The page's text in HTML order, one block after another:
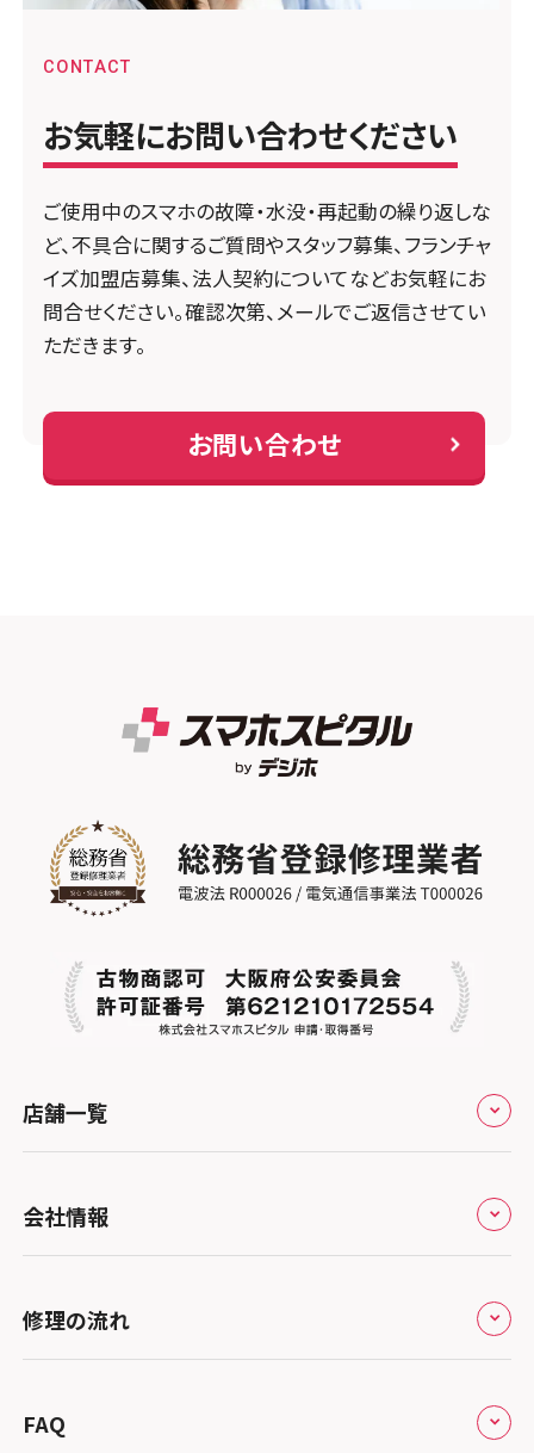
CONTACT
お気軽にお問い合わせください
ご使用中のスマホの故障・水没・再起動の繰り返しな
ど、不具合に関するご質問やスタッフ募集、フランチャ
イズ加盟店募集、法人契約についてなどお気軽にお
問合せください。確認次第、メールでご返信させてい
ただきます。
お問い合わせ
店舗一覧
北海道・東北
スマホスピタル大丸札幌
関東
スマホスピタル宇都宮
スマホスピタル 高崎
北陸・甲信越
スマホスピタルアル・プラザ小松
東海
会社情報
会社概要
総務省登録業者
修理の流れ
FAQ